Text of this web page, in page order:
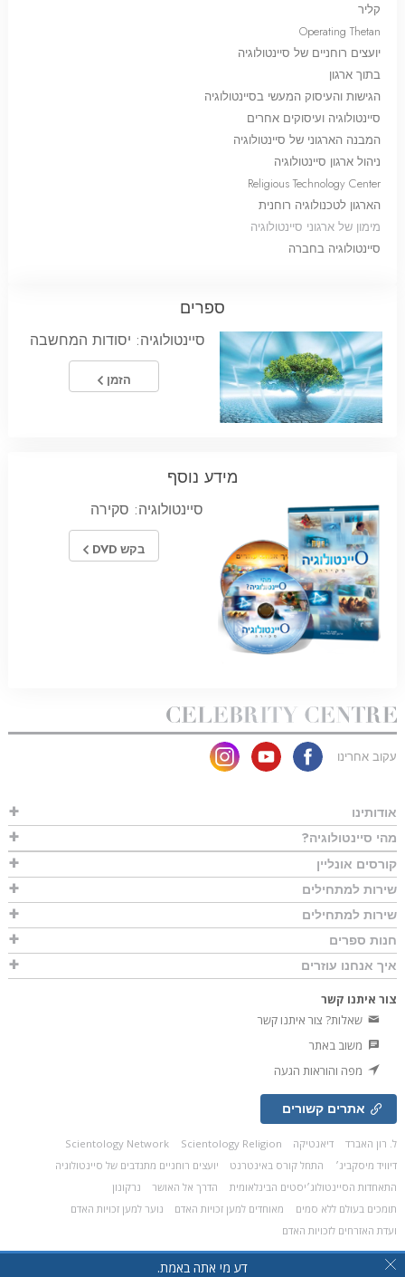
קליר
Operating Thetan
יועצים רוחניים של סיינטולוגיה
בתוך ארגון
הגישות והעיסוק המעשי בסיינטולוגיה
סיינטולוגיה ועיסוקים אחרים
המבנה הארגוני של סיינטולוגיה
ניהול ארגון סיינטולוגיה
Religious Technology Center
הארגון לטכנולוגיה רוחנית
מימון של ארגוני סיינטולוגיה
סיינטולוגיה בחברה
ספרים
סיינטולוגיה: יסודות המחשבה
הזמן
מידע נוסף
סיינטולוגיה: סקירה
בקש DVD
דע מי אתה באמת.
עקוב אחרינו
אודותינו
מהי סיינטולוגיה?
קורסים אונליין
שירות למתחילים
שירות למתחילים
חנות ספרים
איך אנחנו עוזרים
צור איתנו קשר
שאלות? צור איתנו קשר
משוב באתר
מפה והוראות הגעה
אתרים קשורים
ל. רון האברד דיאנטיקה Scientology Network
Scientology Religion
דיוויד מיסקביג׳
התחל קורס באינטרנט
יועצים רוחניים מתנדבים של סיינטולוגיה
התאחדות הסיינטולוג׳יסטים הבינלאומית
הדרך אל האושר
נרקונון
תומכים בעולם ללא סמים
מאוחדים למען זכויות האדם
נוער למען זכויות האדם
ועדת האזרחים לזכויות האדם
© 2026